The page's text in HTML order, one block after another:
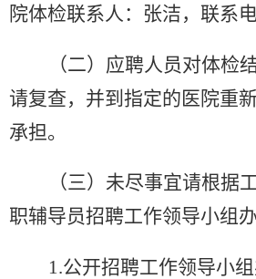
院体检联系人：张洁， 联系电
（二） 应聘人员对体检
请复查，并到指定的医院重
承担。
（三） 未尽事宜请根据
职辅导员招聘工作领导小组办
1.公开招聘工作领导小